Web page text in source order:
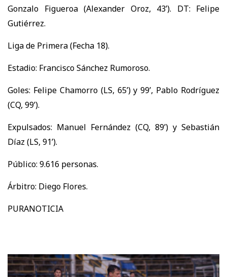
Gonzalo Figueroa (Alexander Oroz, 43’). DT: Felipe
Gutiérrez.
Liga de Primera (Fecha 18).
Estadio: Francisco Sánchez Rumoroso.
Goles: Felipe Chamorro (LS, 65’) y 99’, Pablo Rodríguez
(CQ, 99’).
Expulsados: Manuel Fernández (CQ, 89’) y Sebastián
Díaz (LS, 91’).
Público: 9.616 personas.
Árbitro: Diego Flores.
PURANOTICIA